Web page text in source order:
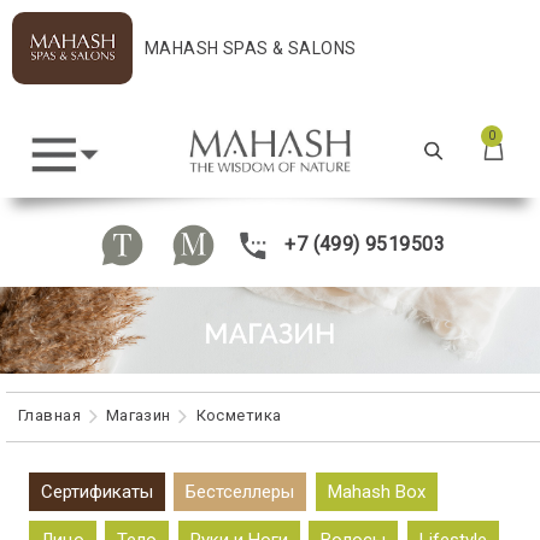
MAHASH SPAS & SALONS
0
+7 (499) 9519503
Главная Maгазин Косметика
Сертификаты Бестселлеры Mahash Box